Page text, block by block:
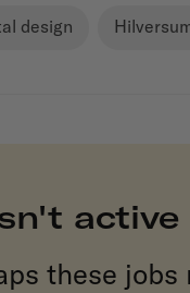
design
active
these jobs